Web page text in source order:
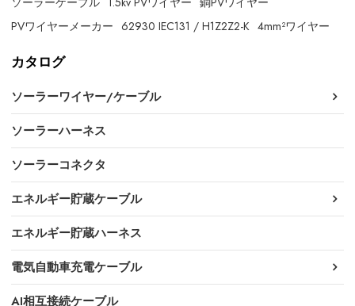
PVワイヤーメーカー 62930 IEC131 / H1Z2Z2-K 4mm²ワイヤー
カタログ
ソーラーワイヤー/ケーブル
ソーラーハーネス
ソーラーコネクタ
エネルギー貯蔵ケーブル
エネルギー貯蔵ハーネス
電気自動車充電ケーブル
AI相互接続ケーブル